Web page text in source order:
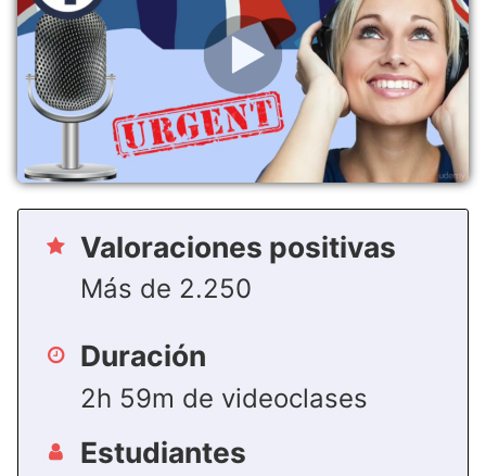
Valoraciones positivas
Más de 2.250
Duración
2h 59m de videoclases
Estudiantes